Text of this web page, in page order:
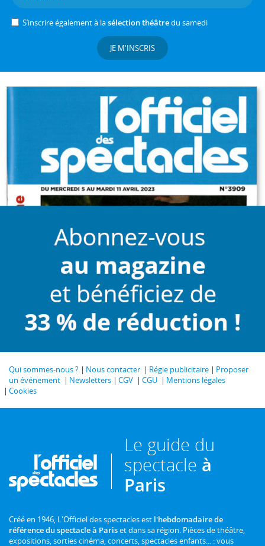
S’inscrire également à lasélection théâtredu samedi
JE M'INSCRIS
Qui sommes-nous ? Nous contacter Régie publicitaire
Proposer
un événement
Newsletters CGV CGU
Mentions légales
Cookies
Le guide du
spectacle à
Paris
Créé en 1946, L'Officiel des spectacles est l'hebdomadaire de
référence du spectacle à Pariset dans sa région. Pièces de théâtre,
expositions, sorties cinéma, concerts, spectacles enfants... : vous